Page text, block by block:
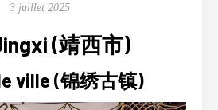
3 juillet 2025
(靖西市)
ville (锦绣古镇)